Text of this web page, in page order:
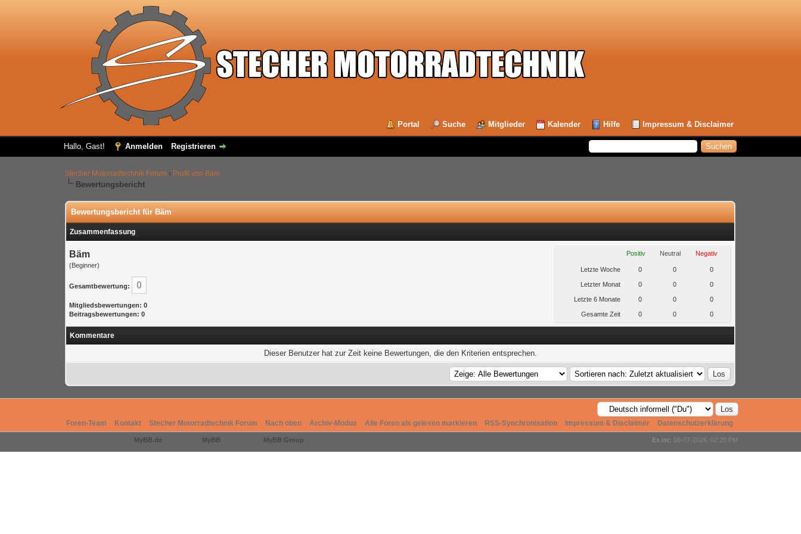
Portal Suche Mitglieder Kalender Hilfe Impressum & Disclaimer
Hallo, Gast! Anmelden Registrieren
Stecher Motorradtechnik Forum › Profil von Bäm
Bewertungsbericht
Bewertungsbericht für Bäm
Zusammenfassung
Bäm
(Beginner)
Gesamtbewertung: 0
Mitgliedsbewertungen: 0
Beitragsbewertungen: 0
Positiv Neutral Negativ
Letzte Woche 0 0 0
Letzter Monat 0 0 0
Letzte 6 Monate 0 0 0
Gesamte Zeit 0 0 0
Kommentare
Dieser Benutzer hat zur Zeit keine Bewertungen, die den Kriterien entsprechen.
Foren-Team Kontakt Stecher Motorradtechnik Forum Nach oben Archiv-Modus Alle Foren als gelesen markieren RSS-Synchronisation Impressum & Disclaimer Datenschutzerklärung
Es ist: 08-07-2026, 02:20 PM
MyBB.de MyBB MyBB Group